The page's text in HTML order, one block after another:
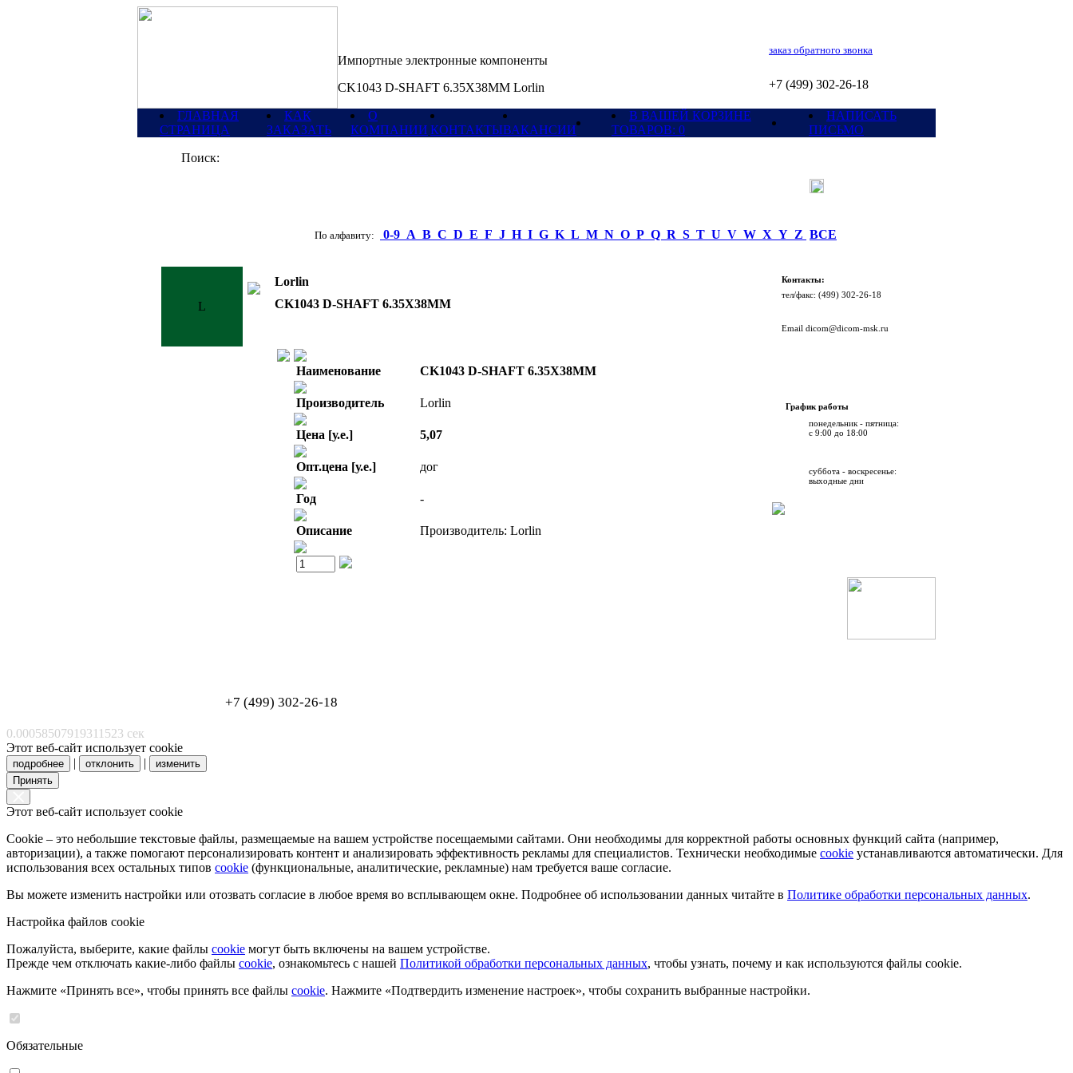
Импортные электронные компоненты
CK1043 D-SHAFT 6.35X38MM Lorlin
заказ обратного звонка
+7 (499) 302-26-18
ГЛАВНАЯ
СТРАНИЦА
КАК
ЗАКАЗАТЬ
О
КОМПАНИИ КОНТАКТЫВАКАНСИИ
В ВАШЕЙ КОРЗИНЕ
ТОВАРОВ: 0
НАПИСАТЬ
ПИСЬМО
Поиск:
По алфавиту: 0-9 A B C D E F J H I G K L M N O P Q R S T U V W X Y Z ВСЕ
L
Lorlin
CK1043 D-SHAFT 6.35X38MM
Наименование CK1043 D-SHAFT 6.35X38MM
Производитель Lorlin
Цена [у.е.] 5,07
Опт.цена [у.е.] дог
Год -
Описание Производитель: Lorlin
Контакты:
тел/факc: (499) 302-26-18
Email dicom@dicom-msk.ru
График работы
понедельник - пятница:
с 9:00 до 18:00
суббота - воскресенье:
выходные дни
+7 (499) 302-26-18
0.00058507919311523 сек
Этот веб-сайт использует cookie
подробнее | отклонить |
изменить
Принять
Этот веб-сайт использует cookie
Cookie – это небольшие текстовые файлы, размещаемые на вашем устройстве посещаемыми сайтами. Они необходимы для корректной работы основных функций сайта (например,
авторизации), а также помогают персонализировать контент и анализировать эффективность рекламы для специалистов. Технически необходимые cookie устанавливаются автоматически. Для
использования всех остальных типов cookie (функциональные, аналитические, рекламные) нам требуется ваше согласие.
Вы можете изменить настройки или отозвать согласие в любое время во всплывающем окне. Подробнее об использовании данных читайте в Политике обработки персональных данных.
Настройка файлов cookie
Пожалуйста, выберите, какие файлы cookie могут быть включены на вашем устройстве.
Прежде чем отключать какие-либо файлы cookie, ознакомьтесь с нашей Политикой обработки персональных данных, чтобы узнать, почему и как используются файлы cookie.
Нажмите «Принять все», чтобы принять все файлы cookie. Нажмите «Подтвердить изменение настроек», чтобы сохранить выбранные настройки.
Обязательные